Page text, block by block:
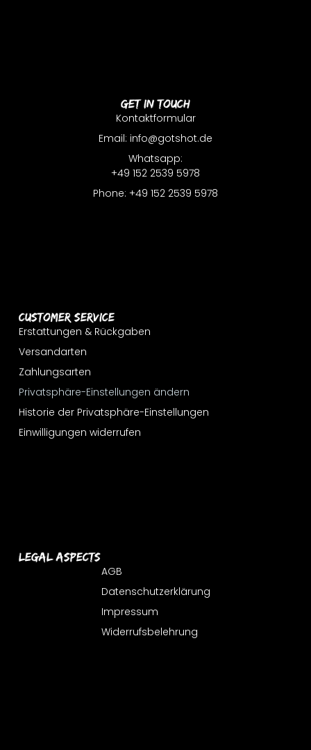
Customer Service
Erstattungen & Rückgaben
Versandarten
Zahlungsarten
Privatsphäre-Einstellungen ändern
Historie der Privatsphäre-Einstellungen
Einwilligungen widerrufen
Get In Touch
Kontaktformular
Email: info@gotshot.de
Whatsapp:
+49 152 2539 5978
Phone: +49 152 2539 5978
Legal Aspects
AGB
Datenschutzerklärung
Impressum
Widerrufsbelehrung